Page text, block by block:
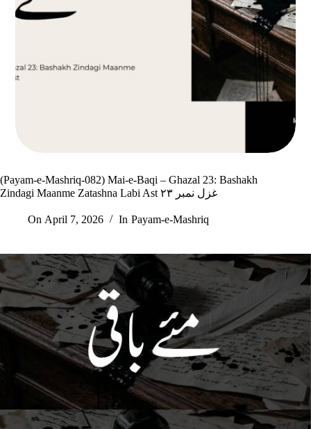
(Payam-e-Mashriq-082) Mai-e-Baqi – Ghazal 23: Bashakh
Zindagi Maanme Zatashna Labi Ast غزل نمبر ۲۳
On April 7, 2026 In Payam-e-Mashriq